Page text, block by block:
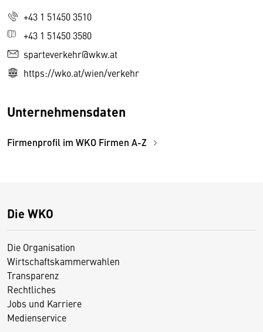
+43 1 51450 3510
+43 1 51450 3580
sparteverkehr@wkw.at
https://wko.at/wien/verkehr
Unternehmensdaten
Firmenprofil im WKO Firmen A-Z
Die WKO
Die Organisation
Wirtschaftskammerwahlen
Transparenz
Rechtliches
Jobs und Karriere
Medienservice